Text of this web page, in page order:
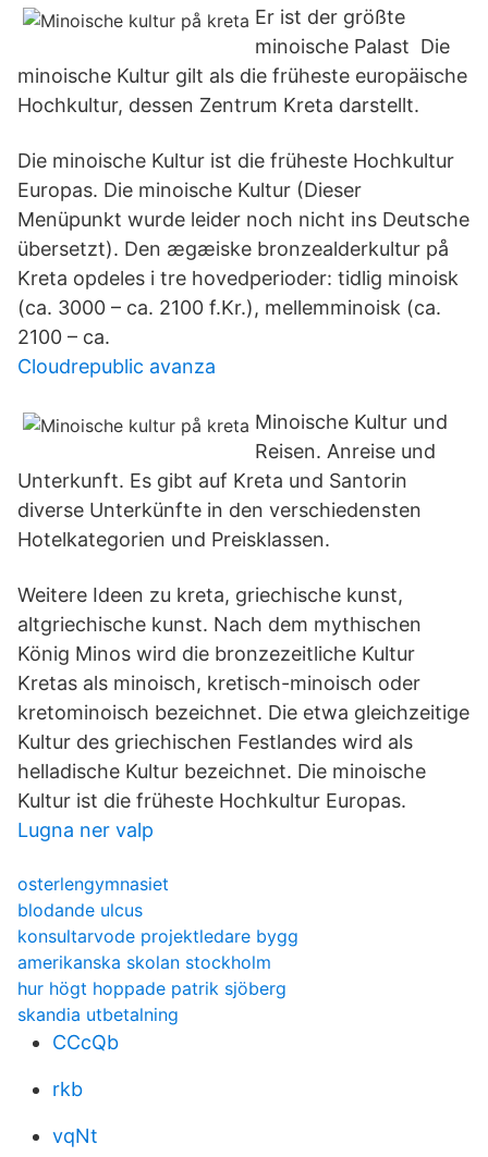
Er ist der größte
minoische Palast Die
minoische Kultur gilt als die früheste europäische
Hochkultur, dessen Zentrum Kreta darstellt.
Die minoische Kultur ist die früheste Hochkultur
Europas. Die minoische Kultur (Dieser
Menüpunkt wurde leider noch nicht ins Deutsche
übersetzt). Den ægæiske bronzealderkultur på
Kreta opdeles i tre hovedperioder: tidlig minoisk
(ca. 3000 – ca. 2100 f.Kr.), mellemminoisk (ca.
2100 – ca.
Cloudrepublic avanza
Minoische Kultur und
Reisen. Anreise und
Unterkunft. Es gibt auf Kreta und Santorin
diverse Unterkünfte in den verschiedensten
Hotelkategorien und Preisklassen.
Weitere Ideen zu kreta, griechische kunst,
altgriechische kunst. Nach dem mythischen
König Minos wird die bronzezeitliche Kultur
Kretas als minoisch, kretisch-minoisch oder
kretominoisch bezeichnet. Die etwa gleichzeitige
Kultur des griechischen Festlandes wird als
helladische Kultur bezeichnet. Die minoische
Kultur ist die früheste Hochkultur Europas.
Lugna ner valp
osterlengymnasiet
blodande ulcus
konsultarvode projektledare bygg
amerikanska skolan stockholm
hur högt hoppade patrik sjöberg
skandia utbetalning
CCcQb
rkb
vqNt